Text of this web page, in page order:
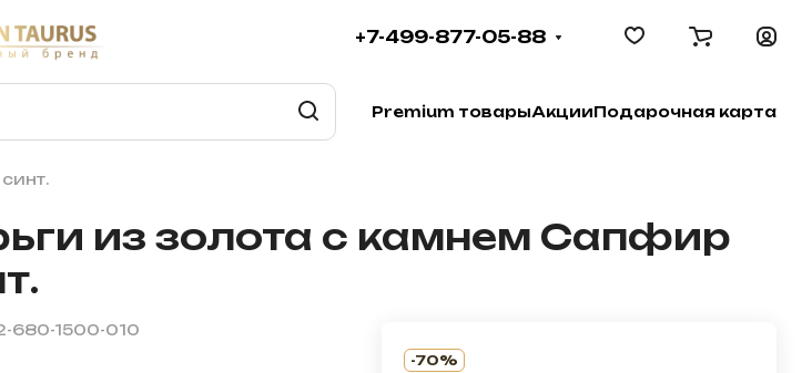
+7-499-877-05-88
Premium товарыАкцииПодарочная карта
из золота с камнем Сапфир
680-1500-010
-70%